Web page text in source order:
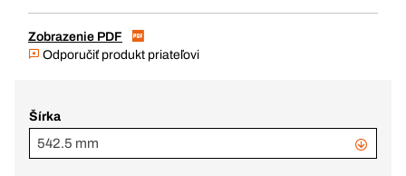
Zobrazenie PDF
Odporučiť produkt priateľovi
Šírka
542.5 mm